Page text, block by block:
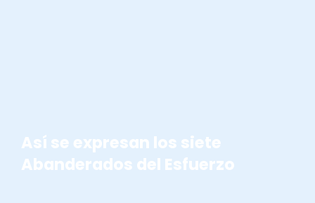
Así se expresan los siete
Abanderados del Esfuerzo